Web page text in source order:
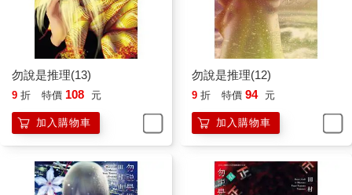
勿說是推理(13)
9 折 特價 108 元
加入購物車
勿說是推理(12)
9 折 特價 94 元
加入購物車